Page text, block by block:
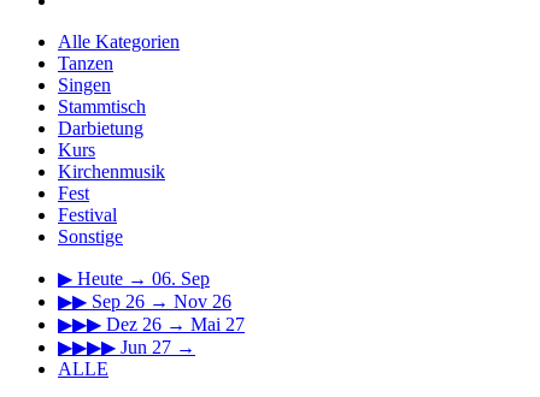
Alle Kategorien
Tanzen
Singen
Stammtisch
Darbietung
Kurs
Kirchenmusik
Fest
Festival
Sonstige
▶ Heute → 06. Sep
▶▶ Sep 26 → Nov 26
▶▶▶ Dez 26 → Mai 27
▶▶▶▶ Jun 27 →
ALLE